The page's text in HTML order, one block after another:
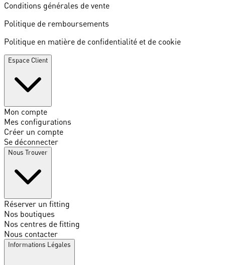
Conditions générales de vente
Politique de remboursements
Politique en matière de confidentialité et de cookie
Espace Client
Mon compte
Mes configurations
Créer un compte
Se déconnecter
Nous Trouver
Réserver un fitting
Nos boutiques
Nos centres de fitting
Nous contacter
Informations Légales